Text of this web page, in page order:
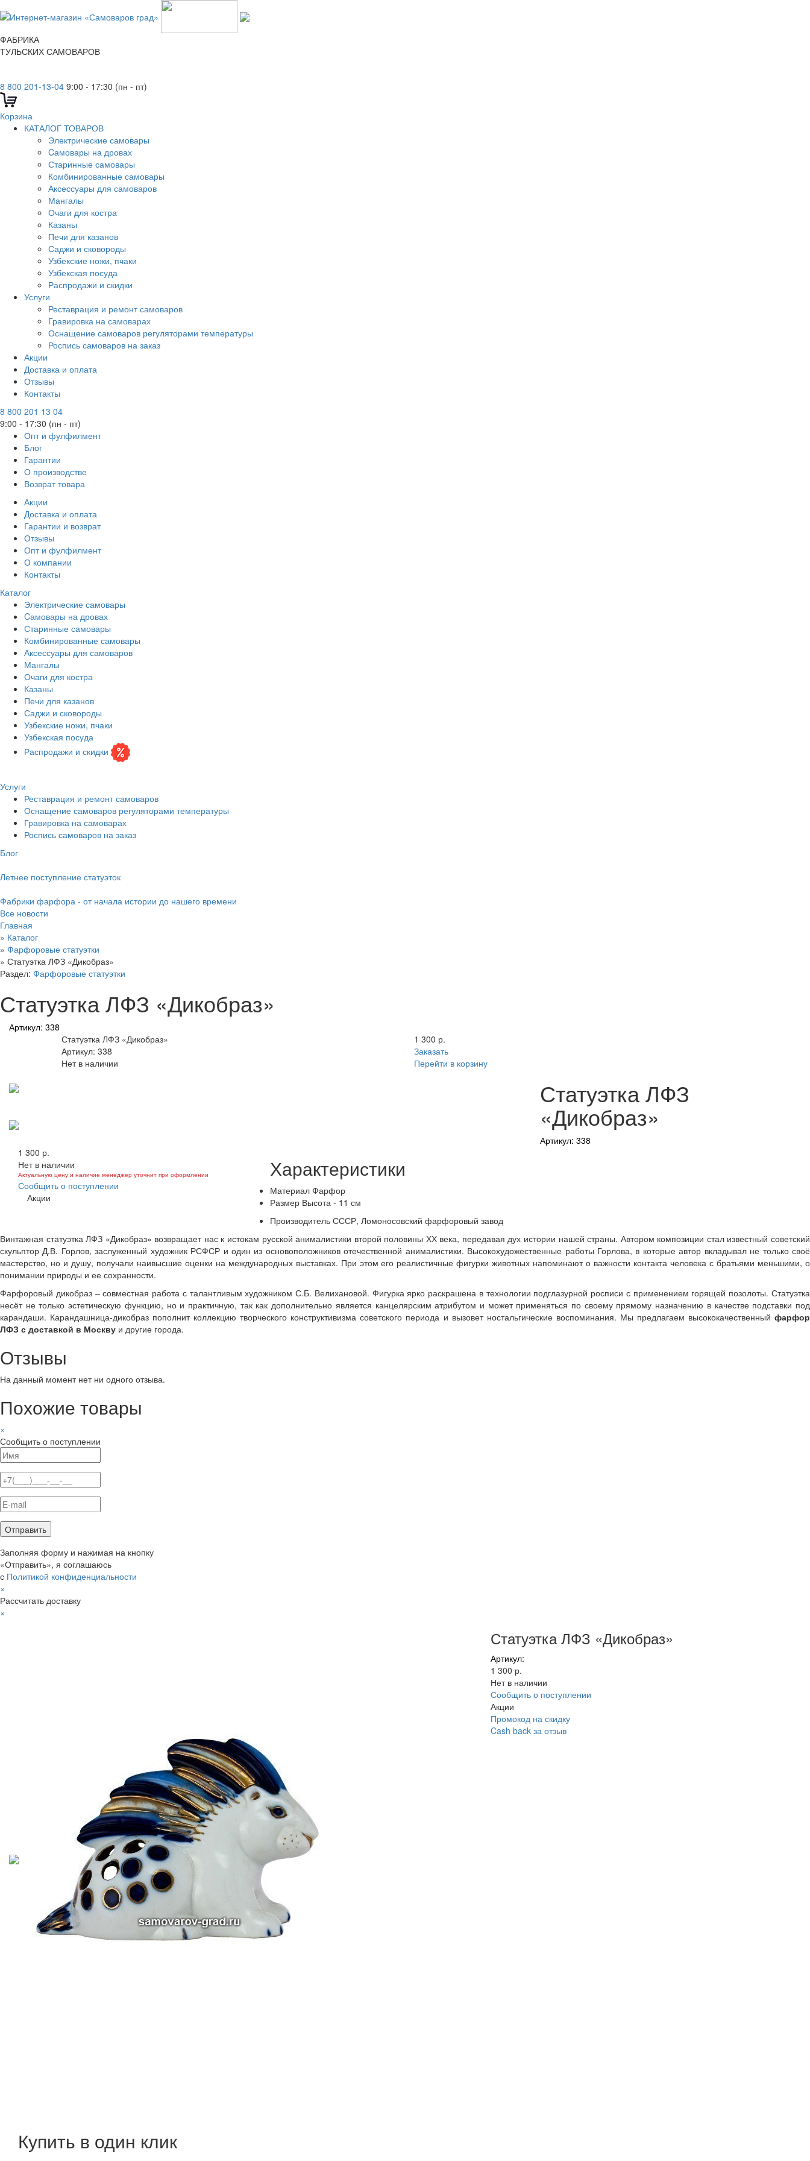
ФАБРИКА
ТУЛЬСКИХ САМОВАРОВ
8 800 201-13-04 9:00 - 17:30 (пн - пт)
Корзина
КАТАЛОГ ТОВАРОВ
Электрические самовары
Cамовары на дровах
Старинные самовары
Комбинированные самовары
Аксессуары для самоваров
Мангалы
Очаги для костра
Казаны
Печи для казанов
Саджи и сковороды
Узбекские ножи, пчаки
Узбекская посуда
Распродажи и скидки
Услуги
Реставрация и ремонт самоваров
Гравировка на самоварах
Оснащение самоваров регуляторами температуры
Роспись самоваров на заказ
Акции
Доставка и оплата
Отзывы
Контакты
8 800 201 13 04
9:00 - 17:30 (пн - пт)
Опт и фулфилмент
Блог
Гарантии
О производстве
Возврат товара
Акции
Доставка и оплата
Гарантии и возврат
Отзывы
Опт и фулфилмент
О компании
Контакты
Каталог
Электрические самовары
Cамовары на дровах
Старинные самовары
Комбинированные самовары
Аксессуары для самоваров
Мангалы
Очаги для костра
Казаны
Печи для казанов
Саджи и сковороды
Узбекские ножи, пчаки
Узбекская посуда
Распродажи и скидки
Услуги
Реставрация и ремонт самоваров
Оснащение самоваров регуляторами температуры
Гравировка на самоварах
Роспись самоваров на заказ
Блог
Летнее поступление статуэток
Фабрики фарфора - от начала истории до нашего времени
Все новости
Главная
» Каталог
» Фарфоровые статуэтки
» Статуэтка ЛФЗ «Дикобраз»
Раздел: Фарфоровые статуэтки
Статуэтка ЛФЗ «Дикобраз»
Артикул: 338
Статуэтка ЛФЗ «Дикобраз»
Артикул: 338
Нет в наличии
1 300 р.
Заказать
Перейти в корзину
Статуэтка ЛФЗ
«Дикобраз»
Артикул: 338
1 300 р.
Нет в наличии
Актуальную цену и наличие менеджер уточнит при оформлении
Сообщить о поступлении
Акции
Характеристики
Материал Фарфор
Размер Высота - 11 см
Производитель СССР, Ломоносовский фарфоровый завод
Винтажная статуэтка ЛФЗ «Дикобраз» возвращает нас к истокам русской анималистики второй половины ХХ века, передавая дух истории нашей страны. Автором композиции стал известный советский
скульптор Д.В. Горлов, заслуженный художник РСФСР и один из основоположников отечественной анималистики. Высокохудожественные работы Горлова, в которые автор вкладывал не только своё
мастерство, но и душу, получали наивысшие оценки на международных выставках. При этом его реалистичные фигурки животных напоминают о важности контакта человека с братьями меньшими, о
понимании природы и ее сохранности.
Фарфоровый дикобраз – совместная работа с талантливым художником С.Б. Велихановой. Фигурка ярко раскрашена в технологии подглазурной росписи с применением горящей позолоты. Статуэтка
несёт не только эстетическую функцию, но и практичную, так как дополнительно является канцелярским атрибутом и может применяться по своему прямому назначению в качестве подставки под
карандаши. Карандашница-дикобраз пополнит коллекцию творческого конструктивизма советского периода и вызовет ностальгические воспоминания. Мы предлагаем высококачественный фарфор
ЛФЗ с доставкой в Москву и другие города.
Отзывы
На данный момент нет ни одного отзыва.
Похожие товары
×
Сообщить о поступлении
Заполняя форму и нажимая на кнопку
«Отправить», я соглашаюсь
с Политикой конфиденциальности
×
Рассчитать доставку
×
Статуэтка ЛФЗ «Дикобраз»
Артикул:
1 300 р.
Нет в наличии
Сообщить о поступлении
Акции
Промокод на скидку
Cash back за отзыв
Купить в один клик